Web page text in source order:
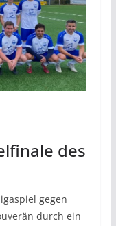
des
gegen
durch ein